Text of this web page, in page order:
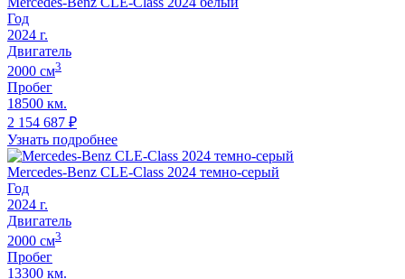
Год
2024 г.
Двигатель
2000 cм3
Пробег
18500 км.
2 154 687 ₽
Узнать подробнее
Mercedes-Benz CLE-Class 2024 темно-серый
Год
2024 г.
Двигатель
2000 cм3
Пробег
13300 км.